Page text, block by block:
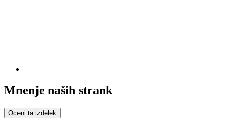
Mnenje naših strank
Oceni ta izdelek